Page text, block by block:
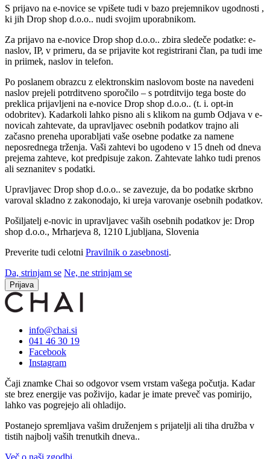
S prijavo na e-novice se vpišete tudi v bazo prejemnikov ugodnosti ,
ki jih Drop shop d.o.o.. nudi svojim uporabnikom.
Za prijavo na e-novice Drop shop d.o.o.. zbira sledeče podatke: e-
naslov, IP, v primeru, da se prijavite kot registrirani član, pa tudi ime
in priimek, naslov in telefon.
Po poslanem obrazcu z elektronskim naslovom boste na navedeni
naslov prejeli potrditveno sporočilo – s potrditvijo tega boste do
preklica prijavljeni na e-novice Drop shop d.o.o.. (t. i. opt-in
odobritev). Kadarkoli lahko pisno ali s klikom na gumb Odjava v e-
novicah zahtevate, da upravljavec osebnih podatkov trajno ali
začasno preneha uporabljati vaše osebne podatke za namene
neposrednega trženja. Vaši zahtevi bo ugodeno v 15 dneh od dneva
prejema zahteve, kot predpisuje zakon. Zahtevate lahko tudi prenos
ali seznanitev s podatki.
Upravljavec Drop shop d.o.o.. se zavezuje, da bo podatke skrbno
varoval skladno z zakonodajo, ki ureja varovanje osebnih podatkov.
Pošiljatelj e-novic in upravljavec vaših osebnih podatkov je: Drop
shop d.o.o., Mrharjeva 8, 1210 Ljubljana, Slovenia
Preverite tudi celotni Pravilnik o zasebnosti.
Da, strinjam se Ne, ne strinjam se
Prijava
info@chai.si
041 46 30 19
Facebook
Instagram
Čaji znamke Chai so odgovor vsem vrstam vašega počutja. Kadar
ste brez energije vas poživijo, kadar je imate preveč vas pomirijo,
lahko vas pogrejejo ali ohladijo.
Postanejo spremljava vašim druženjem s prijatelji ali tiha družba v
tistih najbolj vaših trenutkih dneva..
Več o naši zgodbi.